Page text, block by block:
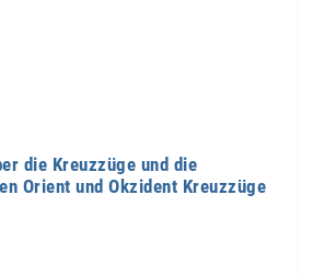
die Kreuzzüge und die
Orient und Okzident Kreuzzüge